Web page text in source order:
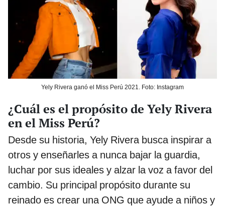
Yely Rivera ganó el Miss Perú 2021. Foto: Instagram
¿Cuál es el propósito de Yely Rivera
en el Miss Perú?
Desde su historia, Yely Rivera busca inspirar a
otros y enseñarles a nunca bajar la guardia,
luchar por sus ideales y alzar la voz a favor del
cambio. Su principal propósito durante su
reinado es crear una ONG que ayude a niños y